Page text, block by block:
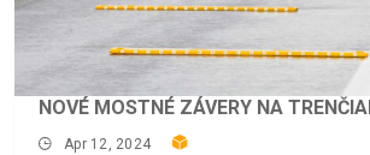
NOVÉ MOSTNÉ ZÁVERY NA
Apr 12, 2024